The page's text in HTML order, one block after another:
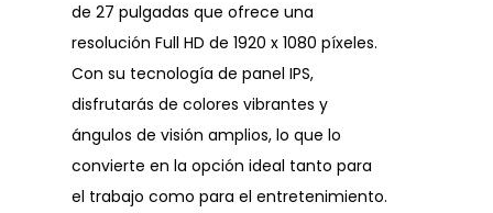
de 27 pulgadas que ofrece una
resolución Full HD de 1920 x 1080 píxeles.
Con su tecnología de panel IPS,
disfrutarás de colores vibrantes y
ángulos de visión amplios, lo que lo
convierte en la opción ideal tanto para
el trabajo como para el entretenimiento.